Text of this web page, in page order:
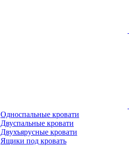
Односпальные кровати
Двуспальные кровати
Двухъярусные кровати
Ящики под кровать